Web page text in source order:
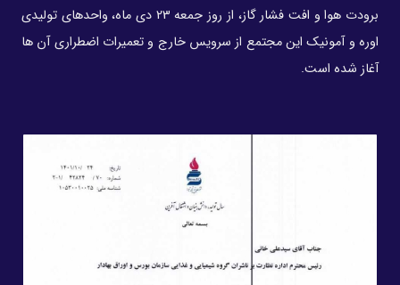
برودت هوا و افت فشار گاز، از روز جمعه 23 دی ماه، واحدهای تولیدی
اوره و آمونیک این مجتمع از سرویس خارج و تعمیرات اضطراری آن ها
آغاز شده است.